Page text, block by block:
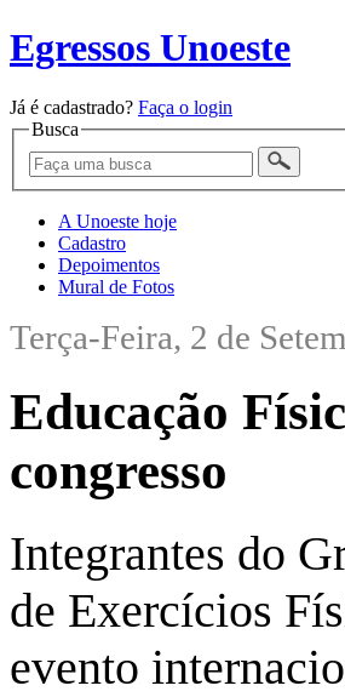
Egressos Unoeste
Já é cadastrado? Faça o login
Busca
A Unoeste hoje
Cadastro
Depoimentos
Mural de Fotos
Terça-Feira, 2 de
Educação
congresso
Integrantes do
de Exercícios
evento